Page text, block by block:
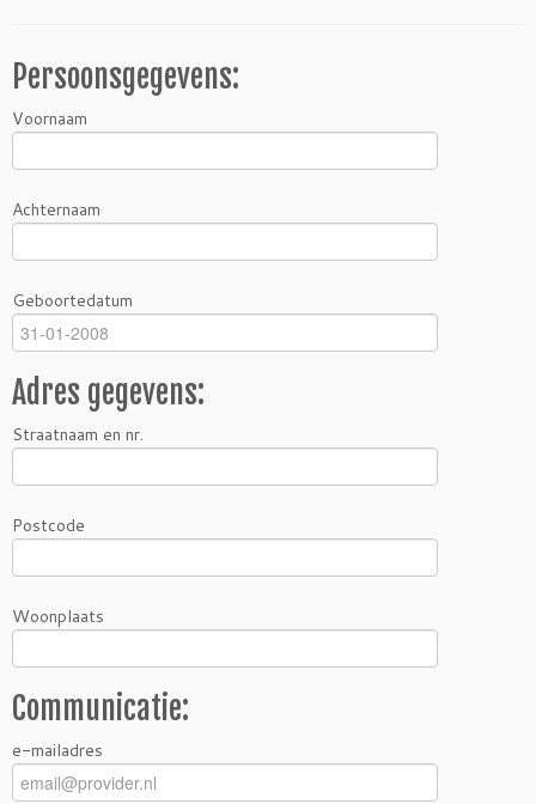
Persoonsgegevens:
Voornaam
Achternaam
Geboortedatum
Adres gegevens:
Straatnaam en nr.
Postcode
Woonplaats
Communicatie:
e-mailadres